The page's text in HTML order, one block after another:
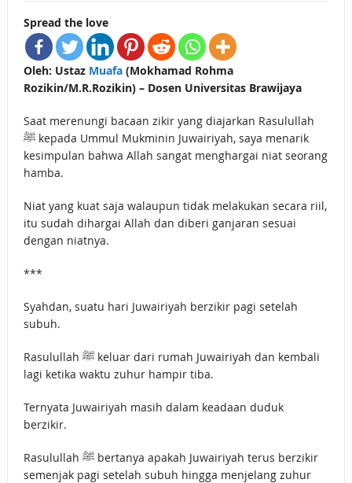
Spread the love
Oleh: Ustaz Muafa(Mokhamad Rohma
Rozikin/M.R.Rozikin) – Dosen Universitas Brawijaya
Saat merenungi bacaan zikir yang diajarkan Rasulullah
ﷺ kepada Ummul Mukminin Juwairiyah, saya menarik
kesimpulan bahwa Allah sangat menghargai niat seorang
hamba.
Niat yang kuat saja walaupun tidak melakukan secara riil,
itu sudah dihargai Allah dan diberi ganjaran sesuai
dengan niatnya.
***
Syahdan, suatu hari Juwairiyah berzikir pagi setelah
subuh.
Rasulullah ﷺ keluar dari rumah Juwairiyah dan kembali
lagi ketika waktu zuhur hampir tiba.
Ternyata Juwairiyah masih dalam keadaan duduk
berzikir.
Rasulullah ﷺ bertanya apakah Juwairiyah terus berzikir
semenjak pagi setelah subuh hingga menjelang zuhur